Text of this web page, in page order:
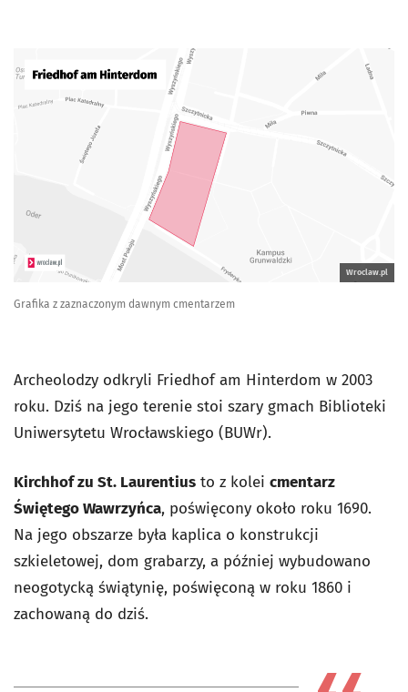
Wroclaw.pl
Grafika z zaznaczonym dawnym cmentarzem
Archeolodzy odkryli Friedhof am Hinterdom w 2003
roku. Dziś na jego terenie stoi szary gmach Biblioteki
Uniwersytetu Wrocławskiego (BUWr).
Kirchhof zu St. Laurentius to z kolei cmentarz
Świętego Wawrzyńca, poświęcony około roku 1690.
Na jego obszarze była kaplica o konstrukcji
szkieletowej, dom grabarzy, a później wybudowano
neogotycką świątynię, poświęconą w roku 1860 i
zachowaną do dziś.